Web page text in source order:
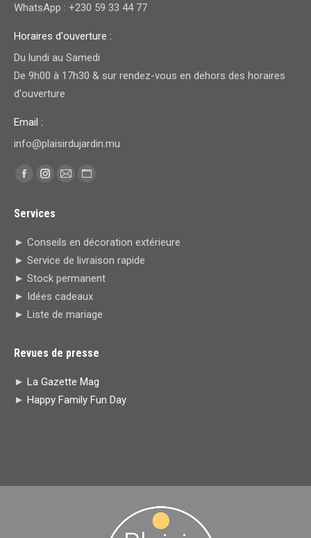
WhatsApp : +230 59 33 44 77
Horaires d'ouverture :
Du lundi au Samedi
De 9h00 à 17h30 & sur rendez-vous en dehors des horaires
d'ouverture
Email :
info@plaisirdujardin.mu
Trouvez nous sur :
Facebook
opens
in
new
window
Instagram
opens
new
window
E-
opens
in
window
Site
opens
Services
► Conseils en décoration extérieure
► Service de livraison rapide
► Stock permanent
► Idées cadeaux
► Liste de mariage
Revues de presse
► La Gazette Mag
► Happy Family Fun Day